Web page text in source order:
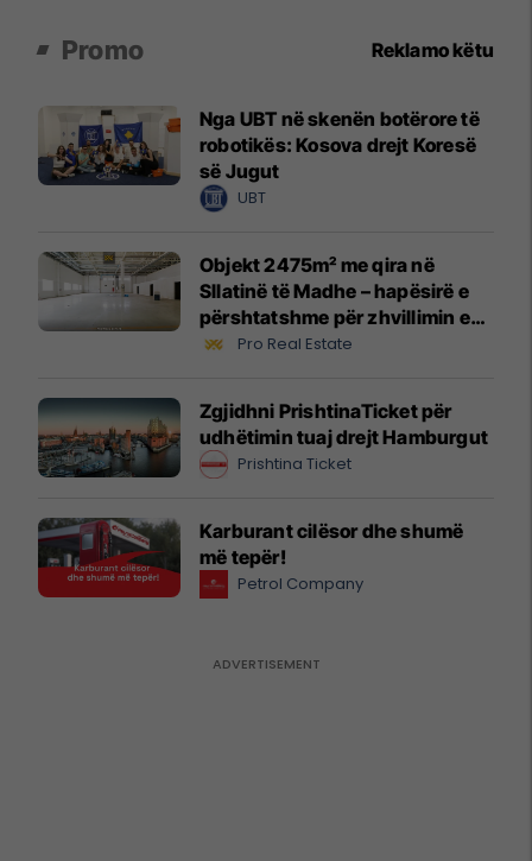
Promo Reklamo këtu
Nga UBT në skenën botërore të
robotikës: Kosova drejt Koresë
së Jugut
UBT
Objekt 2475m² me qira në
Sllatinë të Madhe – hapësirë e
përshtatshme për zhvillimin e
biznesit #16068
Pro Real Estate
Zgjidhni PrishtinaTicket për
udhëtimin tuaj drejt Hamburgut
Prishtina Ticket
Karburant cilësor dhe shumë
më tepër!
Petrol Company